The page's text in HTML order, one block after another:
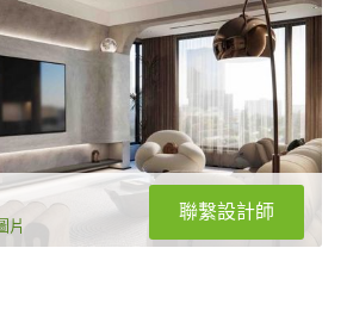
片
聯繫設計師